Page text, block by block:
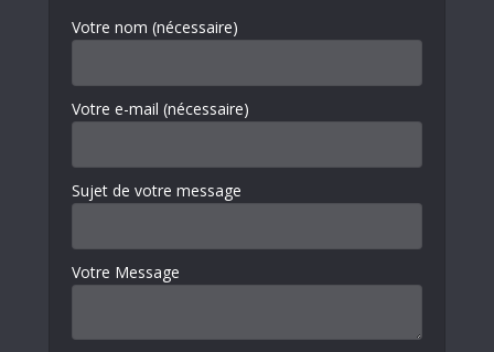
Votre nom (nécessaire)
Votre e-mail (nécessaire)
Sujet de votre message
Votre Message